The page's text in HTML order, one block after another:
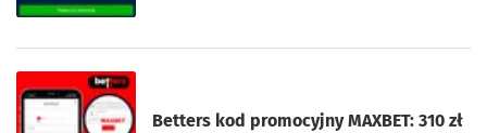
Betters kod promocyjny MAXBET: 310 zł